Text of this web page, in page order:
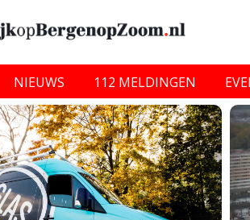
NIEUWS 112 MELDINGEN